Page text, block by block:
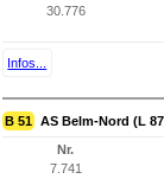
30.776
Infos...
B 51 AS Belm-Nord (L
Nr.
7.741